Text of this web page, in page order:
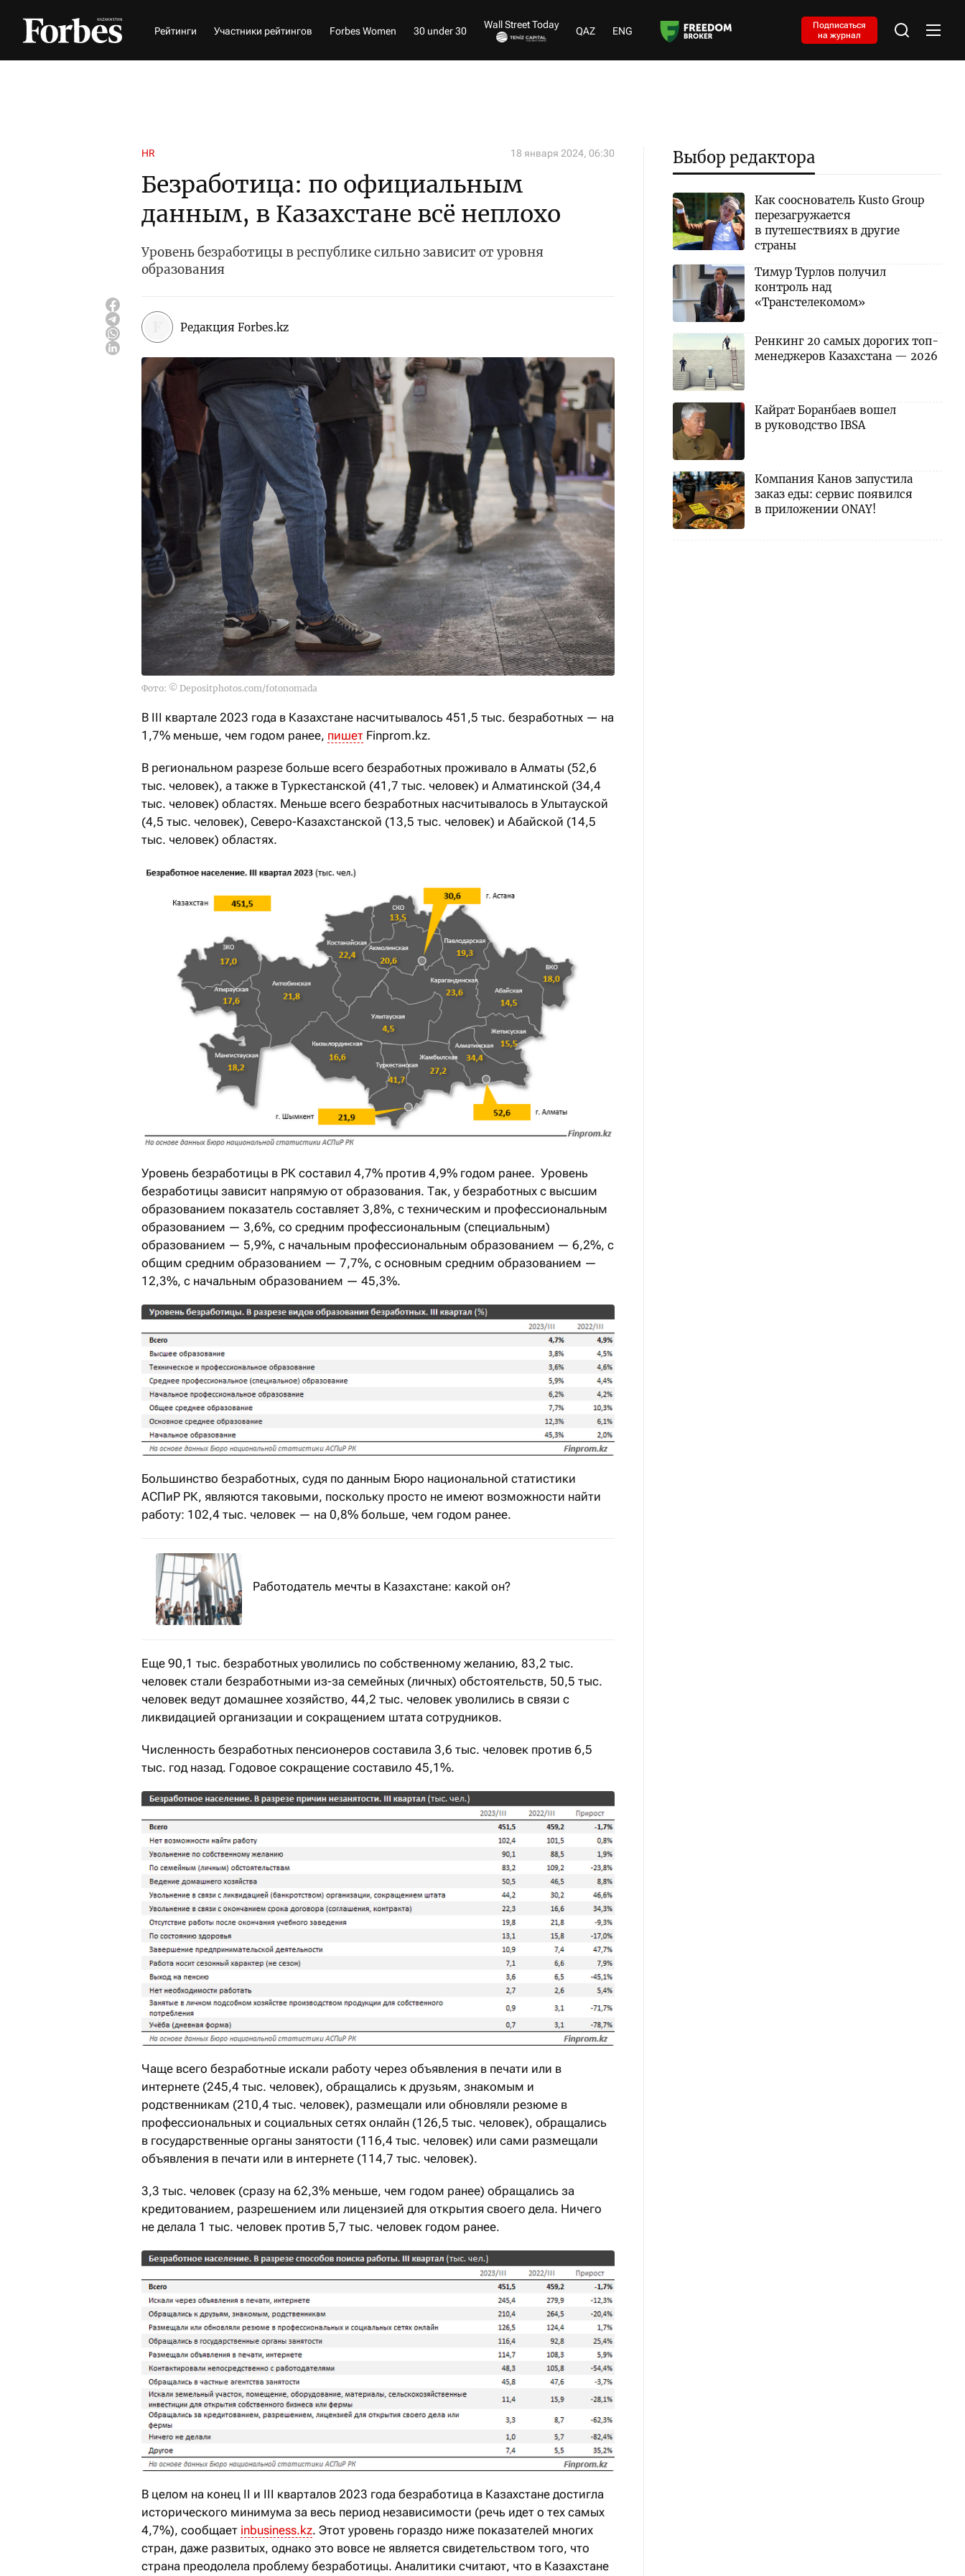
Рейтинги Участники рейтингов Forbes Women 30 under 30
Wall Street Today
QAZ ENG
Подписаться
на журнал
HR 18 января 2024, 06:30
Безработица: по официальным
данным, в Казахстане всё неплохо
Уровень безработицы в республике сильно зависит от уровня
образования
Редакция Forbes.kz
Фото: © Depositphotos.com/fotonomada
В III квартале 2023 года в Казахстане насчитывалось 451,5 тыс. безработных — на
1,7% меньше, чем годом ранее, пишет Finprom.kz.
В региональном разрезе больше всего безработных проживало в Алматы (52,6
тыс. человек), а также в Туркестанской (41,7 тыс. человек) и Алматинской (34,4
тыс. человек) областях. Меньше всего безработных насчитывалось в Улытауской
(4,5 тыс. человек), Северо-Казахстанской (13,5 тыс. человек) и Абайской (14,5
тыс. человек) областях.
Уровень безработицы в РК составил 4,7% против 4,9% годом ранее. Уровень
безработицы зависит напрямую от образования. Так, у безработных с высшим
образованием показатель составляет 3,8%, с техническим и профессиональным
образованием — 3,6%, со средним профессиональным (специальным)
образованием — 5,9%, с начальным профессиональным образованием — 6,2%, с
общим средним образованием — 7,7%, с основным средним образованием —
12,3%, с начальным образованием — 45,3%.
Большинство безработных, судя по данным Бюро национальной статистики
АСПиР РК, являются таковыми, поскольку просто не имеют возможности найти
работу: 102,4 тыс. человек — на 0,8% больше, чем годом ранее.
Работодатель мечты в Казахстане: какой он?
Еще 90,1 тыс. безработных уволились по собственному желанию, 83,2 тыс.
человек стали безработными из-за семейных (личных) обстоятельств, 50,5 тыс.
человек ведут домашнее хозяйство, 44,2 тыс. человек уволились в связи с
ликвидацией организации и сокращением штата сотрудников.
Численность безработных пенсионеров составила 3,6 тыс. человек против 6,5
тыс. год назад. Годовое сокращение составило 45,1%.
Чаще всего безработные искали работу через объявления в печати или в
интернете (245,4 тыс. человек), обращались к друзьям, знакомым и
родственникам (210,4 тыс. человек), размещали или обновляли резюме в
профессиональных и социальных сетях онлайн (126,5 тыс. человек), обращались
в государственные органы занятости (116,4 тыс. человек) или сами размещали
объявления в печати или в интернете (114,7 тыс. человек).
3,3 тыс. человек (сразу на 62,3% меньше, чем годом ранее) обращались за
кредитованием, разрешением или лицензией для открытия своего дела. Ничего
не делала 1 тыс. человек против 5,7 тыс. человек годом ранее.
В целом на конец II и III кварталов 2023 года безработица в Казахстане достигла
исторического минимума за весь период независимости (речь идет о тех самых
4,7%), сообщает inbusiness.kz. Этот уровень гораздо ниже показателей многих
стран, даже развитых, однако это вовсе не является свидетельством того, что
страна преодолела проблему безработицы. Аналитики считают, что в Казахстане
Выбор редактора
Как сооснователь Kusto Group
перезагружается
в путешествиях в другие
страны
Тимур Турлов получил
контроль над
«Транстелекомом»
Ренкинг 20 самых дорогих топ-
менеджеров Казахстана — 2026
Кайрат Боранбаев вошел
в руководство IBSA
Компания Канов запустила
заказ еды: сервис появился
в приложении ONAY!